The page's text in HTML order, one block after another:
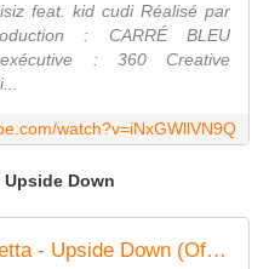
feat. kid cudi Réalisé par
: CARRÉ BLEU
exécutive : 360 Creative
watch?v=iNxGWllVN9Q
Down
Jaden Bojsen & David Guetta - Upside Down (Official Video)